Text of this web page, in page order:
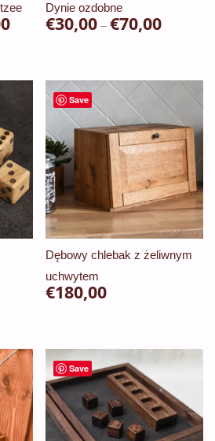
Zakres
€120,00
Dynie ozdobne
€30,00 – €70,00Zakres
€30,00
do
€70,00
ma
wiele
wariantów.
Opcje
można
wybrać
na
Save
Dębowy chlebak z żeliwnym
uchwytem
€180,00
Save